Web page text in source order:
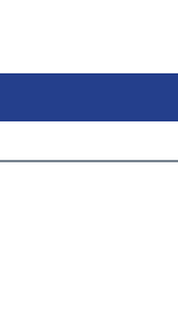
klanglich optimale
die Musiker